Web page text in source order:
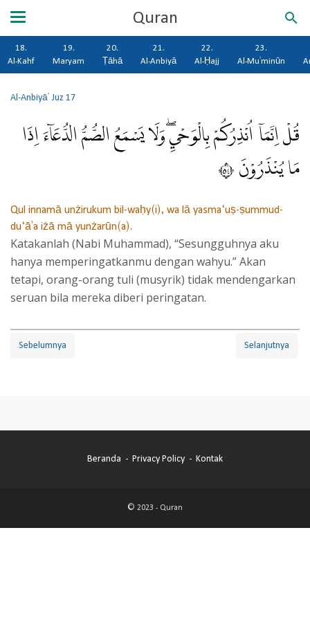
Quran
18.
Al-Kahf
19.
Maryam
20.
Ṭāhā
21.
Al-Anbiyā
22.
Al-Ḥajj
23.
Al-Mu'minūn
Al-Anbiyā'Juz 17
قُلْ اِنَّمَآ اُنْذِرُكُمْ بِالْوَحْيِۖ وَلَا يَسْمَعُ الصُّمُّ الدُّعَاۤءَ اِذَا
مَا يُنْذَرُوْنَ ٤٥
Qul innamā unżirukum bil-waḥy(i), wa lā yasma‘uṣ-ṣummud-
du‘ā'a iżā mā yunżarūn(a).
Katakanlah (Nabi Muhammad), “Sesungguhnya aku
hanya memperingatkanmu dengan wahyu.” Akan
tetapi, orang-orang tuli (musyrik) tidak mendengarkan
seruan bila mereka diberi peringatan.
Sebelumnya Selanjutnya
Beranda Privacy Policy Kontak
© 2023 - Quran